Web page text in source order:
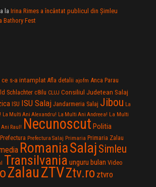
la Irina Rimes a încântat publicul din Şimleu
Bathory Fest
ce s-a intamplat Afla detalii ajofm Anca Parau
Schlachterc8ilu CLUJ Consiliul Judetean Salaj
ISU ISU Salaj Jandarmeria Salaj Jibou La
La Multi Ani Alexandru! La Multi Ani Andreea! La Multi
Raul! Necunoscut Politia
Prefectura Prefectura Salaj Primaria Primaria Zalau
RomaniaSalaj Simleu
Transilvania unguru bulan Video
ZalauZTVZtv.ro ztvro